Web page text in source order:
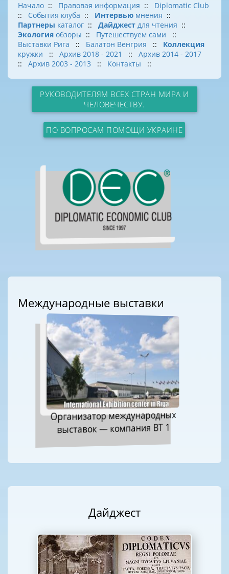
Начало :: Правовая информация :: Diplomatic Club
:: События клуба :: Интервью мнения ::
Партнеры каталог :: Дайджест для чтения ::
Экология обзоры :: Путешествуем сами
::
Выставки Рига
:: Балатон Венгрия :: Коллекция
кружки
:: Архив 2018 - 2021 :: Архив 2014 - 2017
:: Архив 2003 - 2013 :: Контакты ::
РУКОВОДИТЕЛЯМ ВСЕХ СТРАН МИРА И
ЧЕЛОВЕЧЕСТВУ.
ПО ВОПРОСАМ ПОМОЩИ УКРАИНЕ
Международные выставки
Организатор международных
выставок — компания ВТ 1
Дайджест